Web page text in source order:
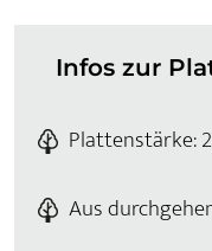
Infos zur
Plattenstärke:
Aus